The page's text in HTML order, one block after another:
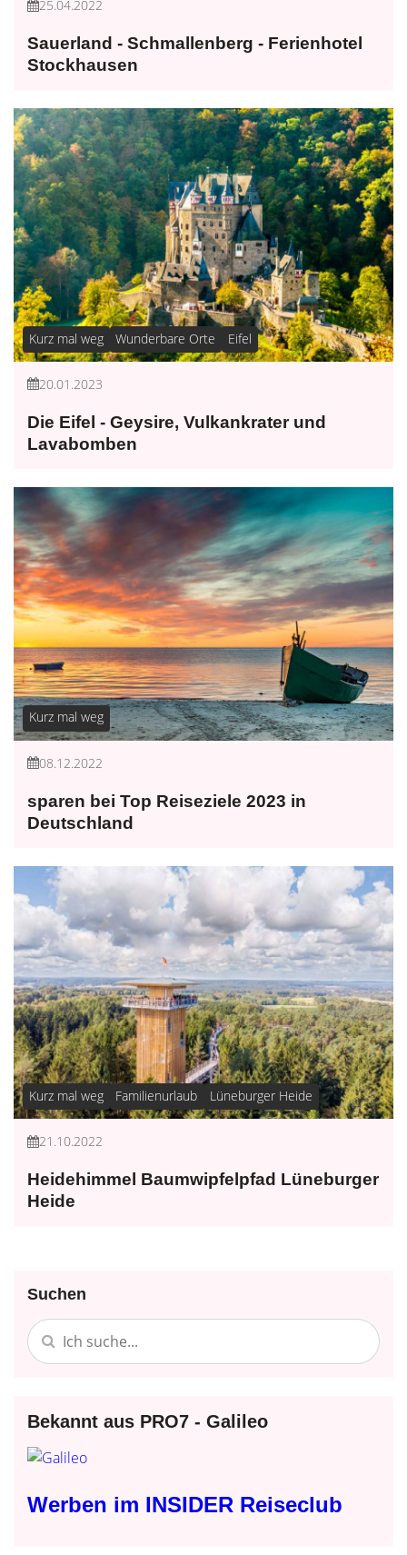
25.04.2022
Sauerland - Schmallenberg - Ferienhotel
Stockhausen
Kurz mal weg Wunderbare Orte Eifel
20.01.2023
Die Eifel - Geysire, Vulkankrater und
Lavabomben
Kurz mal weg
08.12.2022
sparen bei Top Reiseziele 2023 in
Deutschland
Kurz mal weg Familienurlaub Lüneburger Heide
21.10.2022
Heidehimmel Baumwipfelpfad Lüneburger
Heide
Suchen
Bekannt aus PRO7 - Galileo
Werben im INSIDER Reiseclub